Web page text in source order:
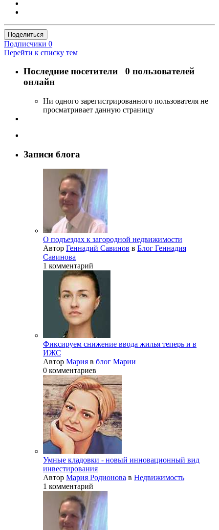
Поделиться
Подписчики 0
Перейти к списку тем
Последние посетители 0 пользователей
онлайн
Ни одного зарегистрированного пользователя не
просматривает данную страницу
Записи блога
О подъездах к загородной недвижимости
Автор Геннадий Савинов в Блог Геннадия
Савинова
1 комментарий
Фиксируем снижение ввода жилья теперь и в
ИЖС
Автор Мария в блог Марии
0 комментариев
Умные кладовки - новый инновационный вид
инвестирования
Автор Мария Родионова в Недвижимость
1 комментарий